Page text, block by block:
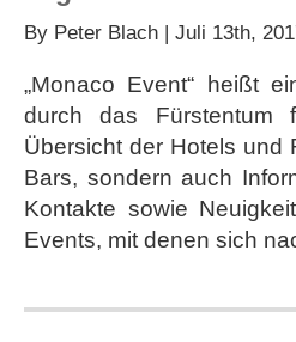
By Peter Blach | Juli 13th,
„Monaco Event“ heißt
durch das Fürstentum
Übersicht der Hotels und
Bars, sondern auch
Kontakte sowie
Events, mit denen sich